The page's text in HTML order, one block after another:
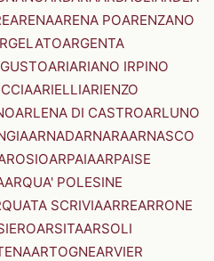
ARENAARENA POARENZANO
ARGENTA
ARIARIANO IRPINO
ARIELLIARIENZO
ARLENA DI CASTROARLUNO
ARNADARNARAARNASCO
ARPAIAARPAISE
ARQUA' POLESINE
SCRIVIAARREARRONE
ARSITAARSOLI
ARTOGNEARVIER